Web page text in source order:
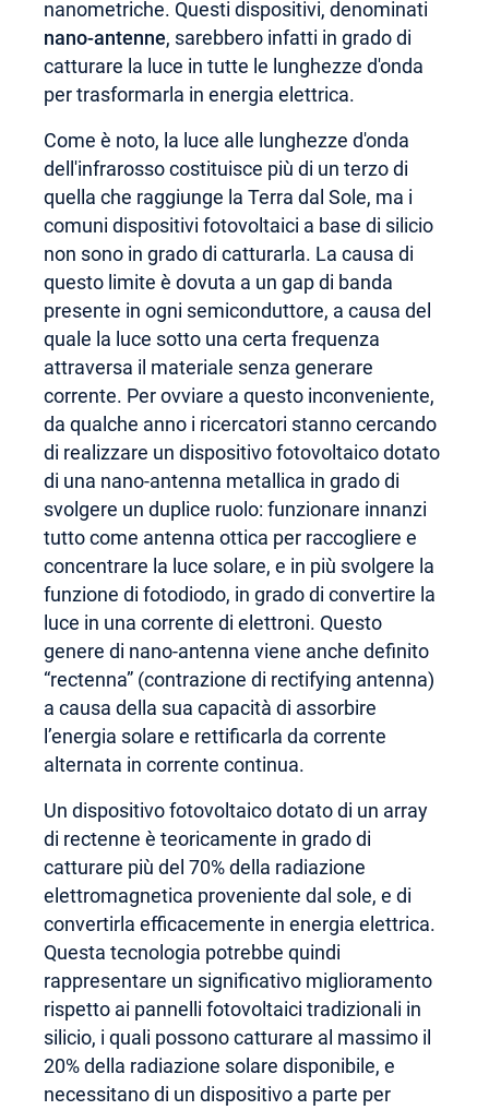
nanometriche. Questi dispositivi, denominati
nano-antenne, sarebbero infatti in grado di
catturare la luce in tutte le lunghezze d'onda
per trasformarla in energia elettrica.
Come è noto, la luce alle lunghezze d'onda
dell'infrarosso costituisce più di un terzo di
quella che raggiunge la Terra dal Sole, ma i
comuni dispositivi fotovoltaici a base di silicio
non sono in grado di catturarla. La causa di
questo limite è dovuta a un gap di banda
presente in ogni semiconduttore, a causa del
quale la luce sotto una certa frequenza
attraversa il materiale senza generare
corrente. Per ovviare a questo inconveniente,
da qualche anno i ricercatori stanno cercando
di realizzare un dispositivo fotovoltaico dotato
di una nano-antenna metallica in grado di
svolgere un duplice ruolo: funzionare innanzi
tutto come antenna ottica per raccogliere e
concentrare la luce solare, e in più svolgere la
funzione di fotodiodo, in grado di convertire la
luce in una corrente di elettroni. Questo
genere di nano-antenna viene anche definito
“rectenna” (contrazione di rectifying antenna)
a causa della sua capacità di assorbire
l’energia solare e rettificarla da corrente
alternata in corrente continua.
Un dispositivo fotovoltaico dotato di un array
di rectenne è teoricamente in grado di
catturare più del 70% della radiazione
elettromagnetica proveniente dal sole, e di
convertirla efficacemente in energia elettrica.
Questa tecnologia potrebbe quindi
rappresentare un significativo miglioramento
rispetto ai pannelli fotovoltaici tradizionali in
silicio, i quali possono catturare al massimo il
20% della radiazione solare disponibile, e
necessitano di un dispositivo a parte per